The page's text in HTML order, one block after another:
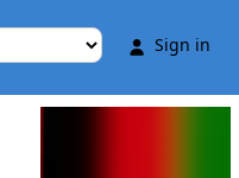
 Sign in